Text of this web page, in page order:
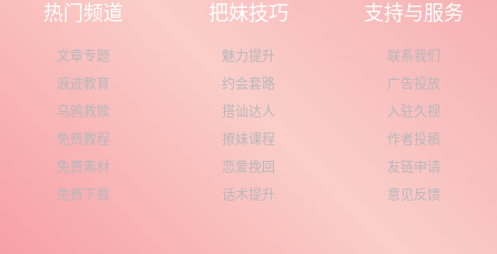
热门频道
文章专题
浪迹教育
乌鸦救赎
免费教程
免费素材
免费下载
把妹技巧
魅力提升
约会套路
搭讪达人
撩妹课程
恋爱挽回
话术提升
支持与服务
联系我们
广告投放
入驻久视
作者投稿
友链申请
意见反馈